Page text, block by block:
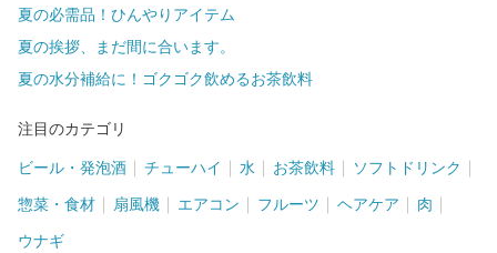
夏の必需品！ひんやりアイテム
夏の挨拶、まだ間に合います。
夏の水分補給に！ゴクゴク飲めるお茶飲料
注目のカテゴリ
ビール・発泡酒 チューハイ 水 お茶飲料 ソフトドリンク
惣菜・食材 扇風機 エアコン フルーツ ヘアケア 肉
ウナギ